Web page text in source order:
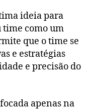
ideia para
time como um
que o time se
e estratégias
e precisão do
apenas na